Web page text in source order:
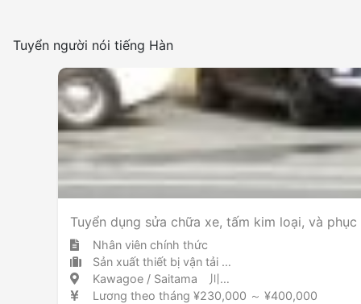
Tuyển người nói tiếng Hàn
Tuyển dụng sửa chữa xe, tấm kim loại, và
Nhân viên chính thức
Sản xuất thiết bị vận tải (bao gồm ô tô)
Kawagoe / Saitama 川越 / 埼玉県
Lương theo tháng ¥230,000 ～ ¥400,000